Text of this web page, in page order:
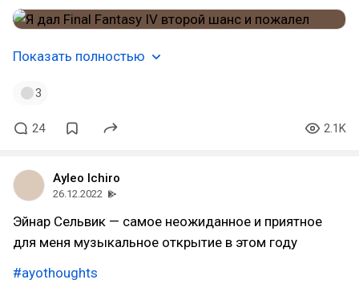
Показать полностью
3
24 2.1K
Ayleo Ichiro
26.12.2022
Эйнар Сельвик — самое неожиданное и приятное
для меня музыкальное открытие в этом году
#ayothoughts